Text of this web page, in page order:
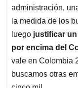
administración,
la medida de los
luego justificar
por encima del
vale en Colombia
buscamos otras